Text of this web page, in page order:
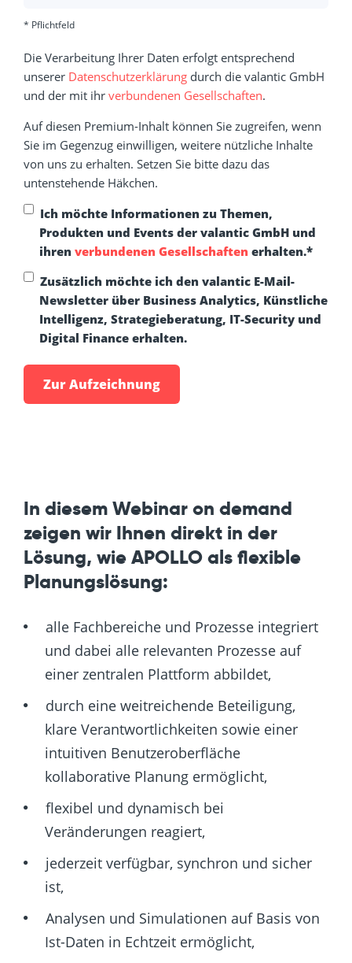
* Pflichtfeld
Die Verarbeitung Ihrer Daten erfolgt entsprechend
unserer Datenschutzerklärung durch die valantic GmbH
und der mit ihr verbundenen Gesellschaften.
Auf diesen Premium-Inhalt können Sie zugreifen, wenn
Sie im Gegenzug einwilligen, weitere nützliche Inhalte
von uns zu erhalten. Setzen Sie bitte dazu das
untenstehende Häkchen.
Ich möchte Informationen zu Themen,
Produkten und Events der valantic GmbH und
ihren verbundenen Gesellschaften erhalten.*
Zusätzlich möchte ich den valantic E-Mail-
Newsletter über Business Analytics, Künstliche
Intelligenz, Strategieberatung, IT-Security und
Digital Finance erhalten.
In diesem Webinar on demand
zeigen wir Ihnen direkt in der
Lösung, wie APOLLO als flexible
Planungslösung:
alle Fachbereiche und Prozesse integriert
und dabei alle relevanten Prozesse auf
einer zentralen Plattform abbildet,
durch eine weitreichende Beteiligung,
klare Verantwortlichkeiten sowie einer
intuitiven Benutzeroberfläche
kollaborative Planung ermöglicht,
flexibel und dynamisch bei
Veränderungen reagiert,
jederzeit verfügbar, synchron und sicher
ist,
Analysen und Simulationen auf Basis von
Ist-Daten in Echtzeit ermöglicht,